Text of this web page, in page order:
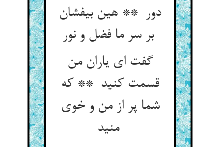
دور ** هین بیفشان
بر سر ما فضل و نور
گفت ای یاران من
قسمت کنید ** که
شما پر از من و خوی
منید